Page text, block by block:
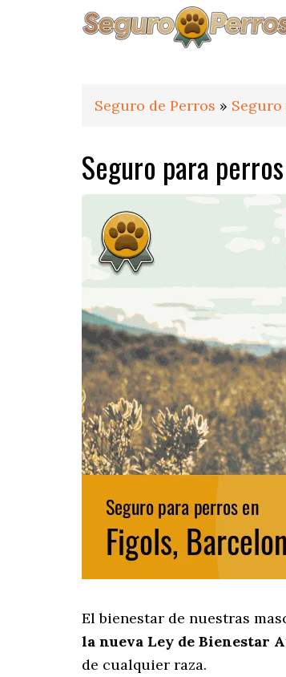
Seguro de Perros »
Seguro para
El bienestar de nuestras
la nueva Ley de Bienestar
de cualquier raza.